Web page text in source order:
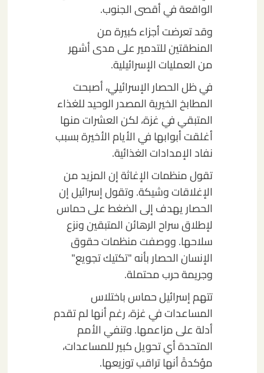
الواقعة في أقصى الجنوب.
وقد تعرضت أجزاء كبيرة من
المنطقتين للتدمير على مدى أشهر
من العمليات الإسرائيلية.
في ظل الحصار الإسرائيلي، أصبحت
المطابخ الخيرية المصدر الوحيد للغذاء
المتبقي في غزة، لكن العشرات منها
أغلقت أبوابها في الأيام الأخيرة بسبب
نفاد الإمدادات الغذائية.
تقول منظمات الإغاثة إن المزيد من
الإغلاقات وشيكة. وتقول إسرائيل إن
الحصار يهدف إلى الضغط على حماس
لإطلاق سراح الرهائن المتبقين ونزع
سلاحها. ووصفت منظمات حقوق
الإنسان الحصار بأنه "تكتيك تجويع"
وجريمة حرب محتملة.
تتهم إسرائيل حماس باختلاس
المساعدات في غزة، رغم أنها لم تقدم
أدلة على مزاعمها. وتنفي الأمم
المتحدة أي تحويل كبير للمساعدات،
مؤكدةً أنها تراقب توزيعها.